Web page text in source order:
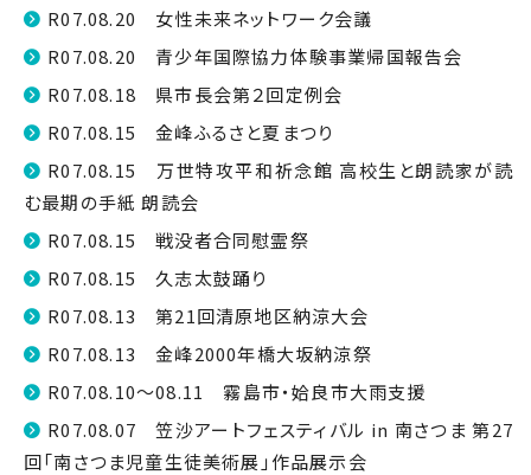
R07.08.20 女性未来ネットワーク会議
R07.08.20 青少年国際協力体験事業帰国報告会
R07.08.18 県市長会第２回定例会
R07.08.15 金峰ふるさと夏まつり
R07.08.15 万世特攻平和祈念館 高校生と朗読家が読
む最期の手紙 朗読会
R07.08.15 戦没者合同慰霊祭
R07.08.15 久志太鼓踊り
R07.08.13 第21回清原地区納涼大会
R07.08.13 金峰2000年橋大坂納涼祭
R07.08.10～08.11 霧島市・姶良市大雨支援
R07.08.07 笠沙アートフェスティバル in 南さつま 第27
回「南さつま児童生徒美術展」作品展示会